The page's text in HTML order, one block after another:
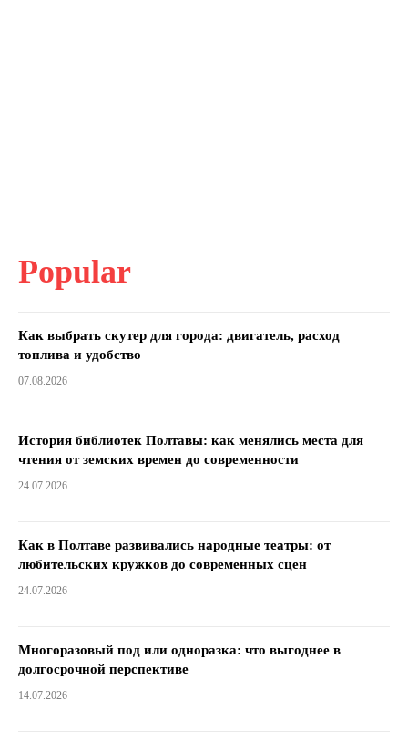
Popular
Как выбрать скутер для города: двигатель, расход
топлива и удобство
07.08.2026
История библиотек Полтавы: как менялись места для
чтения от земских времен до современности
24.07.2026
Как в Полтаве развивались народные театры: от
любительских кружков до современных сцен
24.07.2026
Многоразовый под или одноразка: что выгоднее в
долгосрочной перспективе
14.07.2026